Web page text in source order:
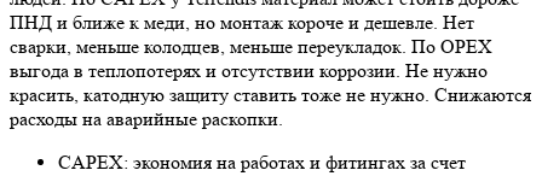
ПНД и ближе к меди, но монтаж короче и дешевле. Нет
сварки, меньше колодцев, меньше переукладок. По OPEX
выгода в теплопотерях и отсутствии коррозии. Не нужно
красить, катодную защиту ставить тоже не нужно. Снижаются
расходы на аварийные раскопки.
CAPEX: экономия на работах и фитингах за счет